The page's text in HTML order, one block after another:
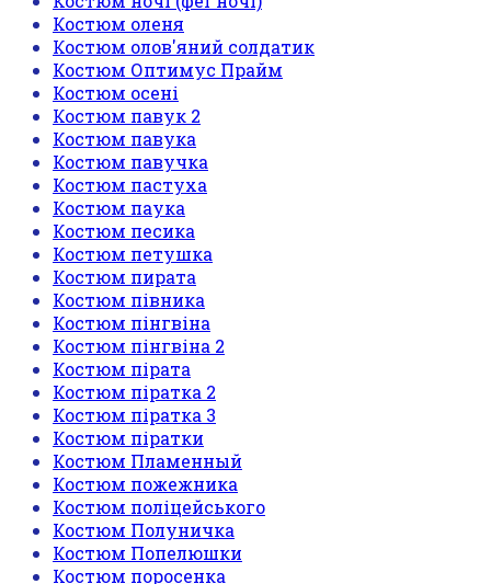
Костюм оленя
Костюм олов'яний солдатик
Костюм Оптимус Прайм
Костюм осені
Костюм павук 2
Костюм павука
Костюм павучка
Костюм пастуха
Костюм паука
Костюм песика
Костюм петушка
Костюм пирата
Костюм півника
Костюм пінгвіна
Костюм пінгвіна 2
Костюм пірата
Костюм піратка 2
Костюм піратка 3
Костюм піратки
Костюм Пламенный
Костюм пожежника
Костюм поліцейського
Костюм Полуничка
Костюм Попелюшки
Костюм поросенка